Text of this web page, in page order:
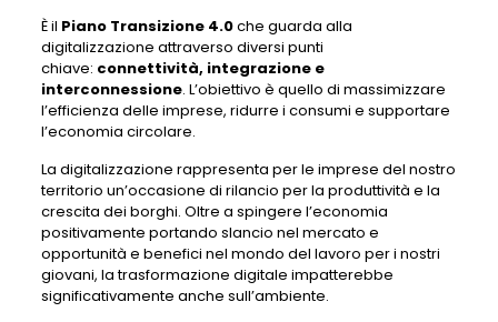
È il Piano Transizione 4.0che guarda alla
digitalizzazione attraverso diversi punti
chiave: connettività, integrazione e
interconnessione. L’obiettivo è quello di massimizzare
l’efficienza delle imprese, ridurre i consumi e supportare
l’economia circolare.
La digitalizzazione rappresenta per le imprese del nostro
territorio un’occasione di rilancio per la produttività e la
crescita dei borghi. Oltre a spingere l’economia
positivamente portando slancio nel mercato e
opportunità e benefici nel mondo del lavoro per i nostri
giovani, la trasformazione digitale impatterebbe
significativamente anche sull’ambiente.